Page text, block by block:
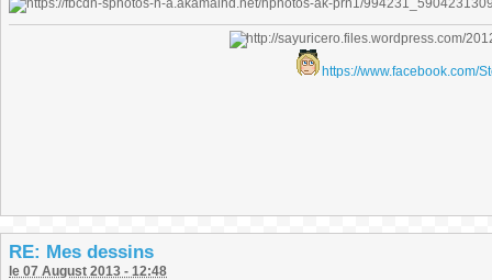
https://www.facebook.com/
RE: Mes dessins
le 07 August 2013 - 12:48